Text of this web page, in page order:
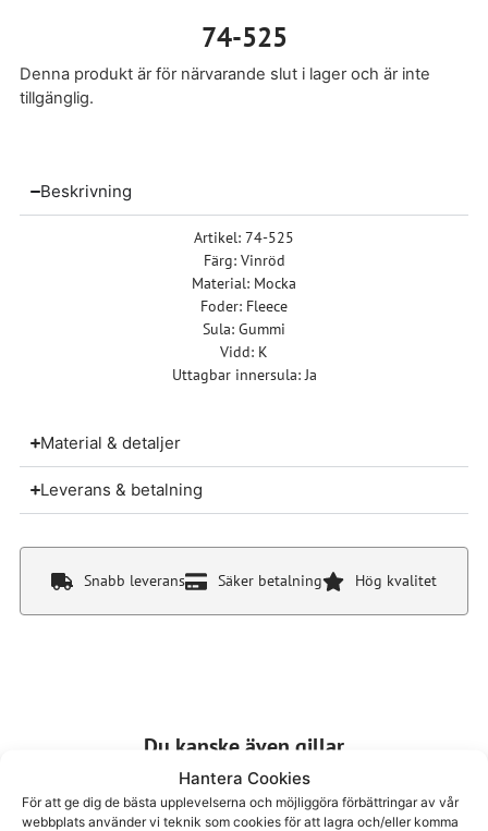
Hantera Cookies
För att ge dig de bästa upplevelserna och möjliggöra förbättringar av vår
webbplats använder vi teknik som cookies för att lagra och/eller komma
74-525
Denna produkt är för närvarande slut i lager och är inte
tillgänglig.
Beskrivning
Artikel: 74-525
Färg: Vinröd
Material: Mocka
Foder: Fleece
Sula: Gummi
Vidd: K
Uttagbar innersula: Ja
Material & detaljer
Leverans & betalning
Snabb leverans Säker betalning Hög kvalitet
Du kanske även gillar